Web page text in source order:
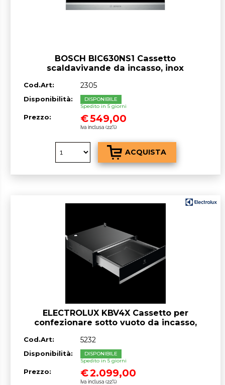
BOSCH BIC630NS1 Cassetto
scaldavivande da incasso, inox
Cod.Art: 2305
Disponibilità:
DISPONIBILE
Spedito in 5 giorni
Prezzo: €549,00
Iva inclusa (22%)
ELECTROLUX KBV4X Cassetto per
confezionare sotto vuoto da incasso,
Cod.Art: 5232
Disponibilità:
DISPONIBILE
Spedito in 5 giorni
Prezzo: €2.099,00
Iva inclusa (22%)